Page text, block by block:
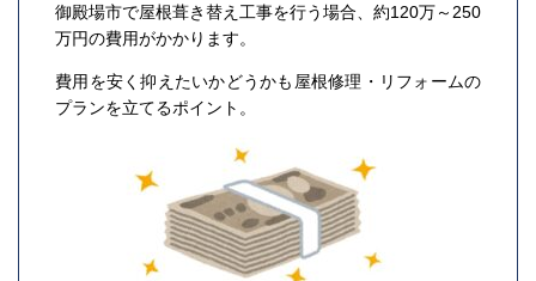
御殿場市で屋根葺き替え工事を行う場合、約120万～250
万円の費用がかかります。
費用を安く抑えたいかどうかも屋根修理・リフォームの
プランを立てるポイント。